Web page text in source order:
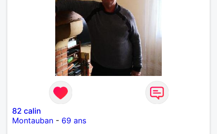
82 calin
Montauban - 69 ans